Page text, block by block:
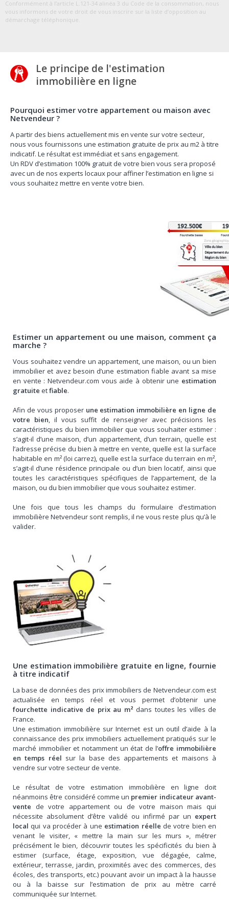
Conformément à l’article L.121-34 alinéa 3 du Code de la consommation, nous
vous informons de votre droit de vous inscrire sur la liste d’opposition au
démarchage téléphonique.
Le principe de l'estimation
immobilière en ligne
Pourquoi estimer votre appartement ou maison avec
Netvendeur ?
A partir des biens actuellement mis en vente sur votre secteur,
nous vous fournissons une estimation gratuite de prix au m2 à titre
indicatif. Le résultat est immédiat et sans engagement.
Un RDV d’estimation 100% gratuit de votre bien vous sera proposé
avec un de nos experts locaux pour affiner l’estimation en ligne si
vous souhaitez mettre en vente votre bien.
Estimer un appartement ou une maison, comment ça
marche ?
Vous souhaitez vendre un appartement, une maison, ou un bien
immobilier et avez besoin d’une estimation fiable avant sa mise
en vente : Netvendeur.com vous aide à obtenir une estimation
gratuite etfiable.
Afin de vous proposer une estimation immobilière en ligne de
votre bien, il vous suffit de renseigner avec précisions les
caractéristiques du bien immobilier que vous souhaiter estimer :
s’agit-il d’une maison, d’un appartement, d’un terrain, quelle est
l’adresse précise du bien à mettre en vente, quelle est la surface
habitable en m² (loi carrez), quelle est la surface du terrain en m²,
s’agit-il d’une résidence principale ou d’un bien locatif, ainsi que
toutes les caractéristiques spécifiques de l’appartement, de la
maison, ou du bien immobilier que vous souhaitez estimer.
Une fois que tous les champs du formulaire d’estimation
immobilière Netvendeur sont remplis, il ne vous reste plus qu’à le
valider.
Une estimation immobilière gratuite en ligne, fournie
à titre indicatif
La base de données des prix immobiliers de Netvendeur.com est
actualisée en temps réel et vous permet d’obtenir une
fourchette indicative de prix au m²dans toutes les villes de
France.
Une estimation immobilière sur Internet est un outil d’aide à la
connaissance des prix immobiliers actuellement pratiqués sur le
marché immobilier et notamment un état de l’offre immobilière
en temps réel sur la base des appartements et maisons à
vendre sur votre secteur de vente.
Le résultat de votre estimation immobilière en ligne doit
néanmoins être considéré comme un premier indicateur avant-
vente de votre appartement ou de votre maison mais qui
nécessite absolument d’être validé ou infirmé par un expert
local qui va procéder à une estimation réelle de votre bien en
venant le visiter, « mettre la main sur les murs », métrer
précisément le bien, découvrir toutes les spécificités du bien à
estimer (surface, étage, exposition, vue dégagée, calme,
extérieur, terrasse, jardin, proximités avec des commerces, des
écoles, des transports, etc.) pouvant avoir un impact à la hausse
ou à la baisse sur l’estimation de prix au mètre carré
communiquée sur Internet.